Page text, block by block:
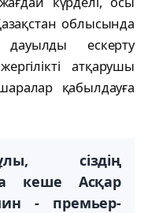
облысында
ескерту
атқарушы
қабылдауға
сiздiң
кеше Асқар
- премьер-